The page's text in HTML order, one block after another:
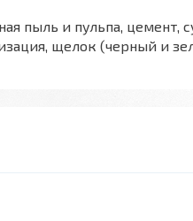
пыль и пульпа, цемент,
щелок (черный и